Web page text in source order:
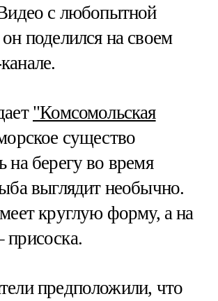
с любопытной
поделился на своем
"Комсомольская
существо
на берегу во время
выглядит необычно.
круглую форму, а на
предположили, что